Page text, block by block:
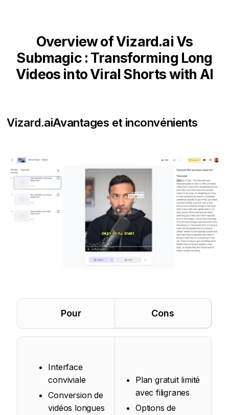
Overview of Vizard.ai Vs
Submagic : Transforming Long
Videos into Viral Shorts with AI
Vizard.aiAvantages et inconvénients
Pour Cons
Interface
conviviale
Conversion de
vidéos longues
Plan gratuit limité
avec filigranes
Options de